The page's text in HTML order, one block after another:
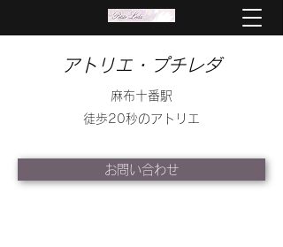
アトリエ・プチレダ
麻布十番駅
徒歩20秒のアトリエ
お問い合わせ